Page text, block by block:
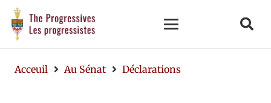
Acceuil Au Sénat Déclarations